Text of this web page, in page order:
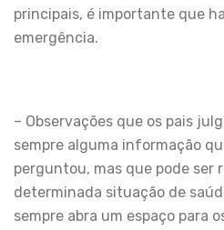
principais, é importante que
emergência.
– Observações que os pais
sempre alguma informação
perguntou, mas que pode ser
determinada situação de
sempre abra um espaço para